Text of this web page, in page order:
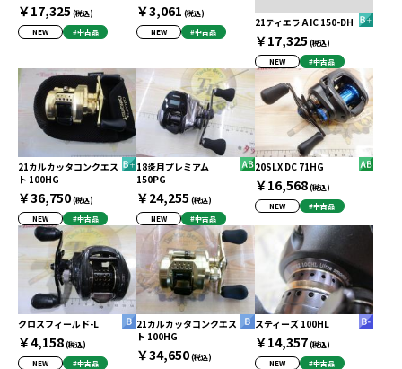
￥17,325 (税込)
NEW
#中古品
￥3,061 (税込)
NEW
#中古品
21ティエラ A IC 150-DH
￥17,325 (税込)
NEW
#中古品
21カルカッタコンクエス
ト 100HG
￥36,750(税込)
NEW
#中古品
18炎月プレミアム
150PG
￥24,255 (税込)
NEW
#中古品
20SLX DC 71HG
￥16,568(税込)
NEW
#中古品
クロスフィールド-L
￥4,158(税込)
NEW
#中古品
21カルカッタコンクエス
ト 100HG
￥34,650(税込)
スティーズ 100HL
￥14,357(税込)
NEW
#中古品